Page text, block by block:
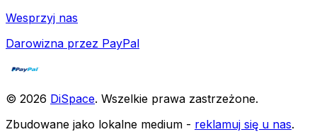
Wesprzyj nas
Darowizna przez PayPal
© 2026 DiSpace. Wszelkie prawa zastrzeżone.
Zbudowane jako lokalne medium - reklamuj się u nas.